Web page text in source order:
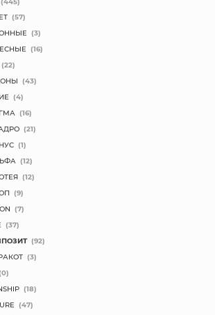
(57)
(3)
(16)
(22)
(43)
(4)
(16)
(21)
(1)
(12)
(12)
(9)
(7)
(37)
(92)
(3)
(18)
(47)